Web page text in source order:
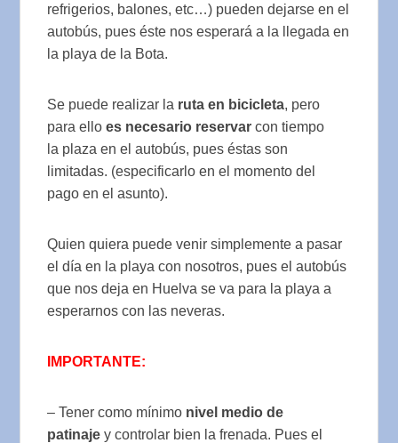
refrigerios, balones, etc…) pueden dejarse en el
autobús, pues éste nos esperará a la llegada en
la playa de la Bota.
Se puede realizar la ruta en bicicleta, pero
para elloes necesario reservar con tiempo
la plaza en el autobús, pues éstas son
limitadas. (especificarlo en el momento del
pago en el asunto).
Quien quiera puede venir simplemente a pasar
el día en la playa con nosotros, pues el autobús
que nos deja en Huelva se va para la playa a
esperarnos con las neveras.
IMPORTANTE:
– Tener como mínimo nivel medio de
patinaje y controlar bien la frenada. Pues el